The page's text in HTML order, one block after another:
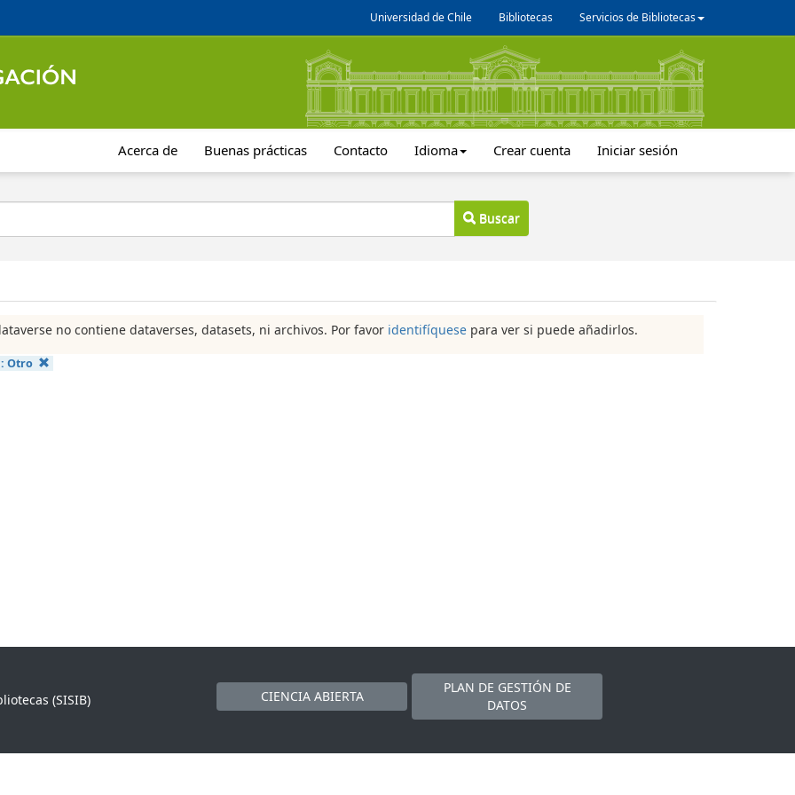
Universidad de Chile Bibliotecas Servicios de Bibliotecas
Acerca de Buenas prácticas Contacto Idioma Crear cuenta Iniciar sesión
Buscar
no contiene dataverses, datasets, ni archivos. Por favor identifíquese para ver si puede añadirlos.
Otro
(SISIB)
CIENCIA ABIERTA
PLAN DE GESTIÓN DE
DATOS